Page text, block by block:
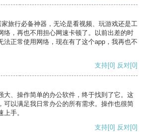
旅行必备神器，无论是看视频、玩游戏还是工
络，再也不用担心网速卡顿了。以前出差的时
法正常使用网络，现在有了这个app，我再也不
支持[0] 反对[0]
大、操作简单的办公软件，终于找到了它。这
可以满足我日常办公的所有需求。操作也很简
手。
支持[0] 反对[0]